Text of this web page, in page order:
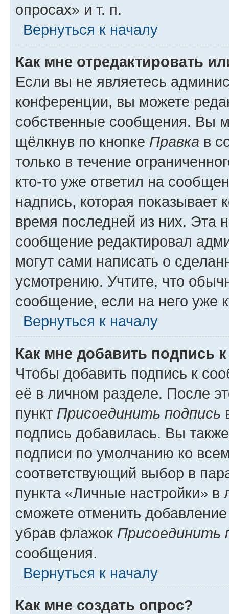
опросах» и т. п.
Вернуться к началу
Как мне отредактировать
Если вы не являетесь
конференции, вы можете
собственные сообщения. Вы
щёлкнув по кнопке Правка в
только в течение
кто-то уже ответил на
надпись, которая показывает
время последней из них. Эта
сообщение редактировал
могут сами написать о
усмотрению. Учтите, что
сообщение, если на него уже
Вернуться к началу
Как мне добавить подпись
Чтобы добавить подпись к
её в личном разделе. После
пункт Присоединить подпись
подпись добавилась. Вы
подписи по умолчанию ко
соответствующий выбор в
пункта «Личные настройки»
сможете отменить
убрав флажок Присоединить
сообщения.
Вернуться к началу
Как мне создать опрос?